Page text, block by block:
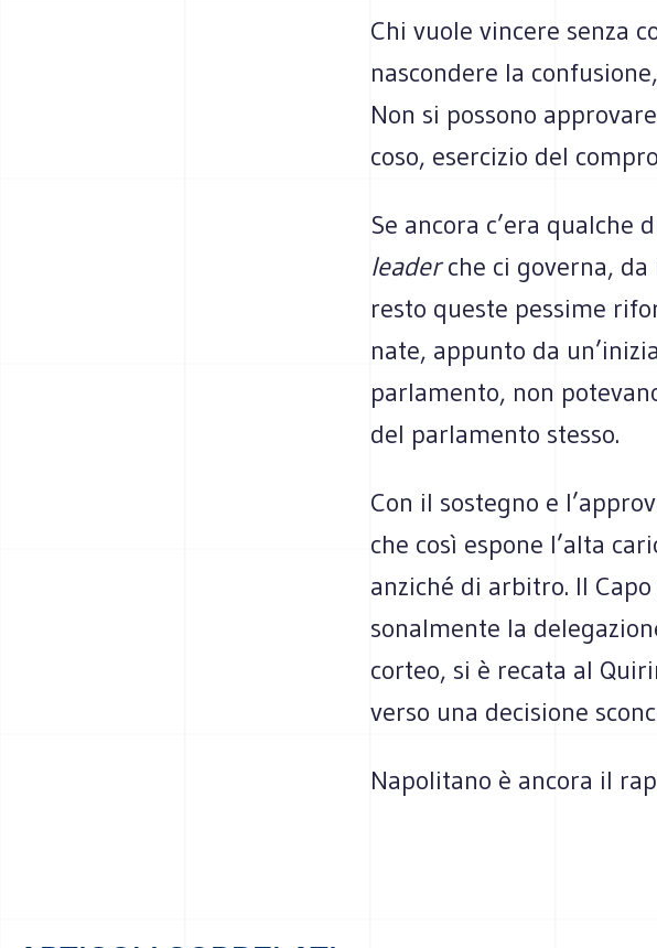
Chi vuole vin­cere senza
nascon­dere la
Non si pos­sono
coso, eser­ci­zio del
Se ancora c’era qual­che
lea­derche ci governa, da
resto que­ste pes­sime
nate, appunto da
par­la­mento, non
del par­la­mento stesso.
Con il soste­gno e
che così espone l’alta
anzi­ché di arbi­tro. Il
so­nal­mente la
cor­teo, si è recata al
verso una deci­sione
Napo­li­tano è ancora il